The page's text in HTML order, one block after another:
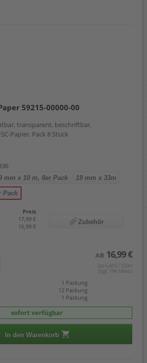
59215-00000-00
transparent, beschriftbar,
Papier, Pack 8 Stück
mm x 10 m, 8er Pack 19 mm x 33m
Pack
Preis
17,99 €
16,99 €
Zubehör
AB 16,99 €
(ab 6,44 € / 100m
(zzgl. 19% Mwst.)
1 Packung
12 Packung
1 Packung
sofort verfügbar
In den Warenkorb